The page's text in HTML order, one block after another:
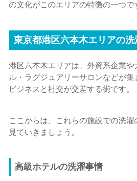
の文化がこのエリアの特徴の一つで
東京都港区六本木エリアの洗
港区六本木エリアは、外資系企業や
ル・ラグジュアリーサロンなどが
ビジネスと社交が交差する街です。
ここからは、これらの施設での洗濯
見ていきましょう。
高級ホテルの洗濯事情